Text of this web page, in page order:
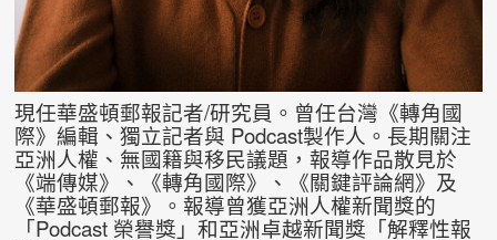
現任華盛頓郵報記者/研究員。曾任台灣《轉角國
際》編輯、獨立記者與 Podcast製作人。長期關注
亞洲人權、無國籍與移民議題，報導作品散見於
《端傳媒》、《轉角國際》、《關鍵評論網》及
《華盛頓郵報》。報導曾獲亞洲人權新聞獎的
「Podcast 榮譽獎」和亞洲卓越新聞獎「解釋性報